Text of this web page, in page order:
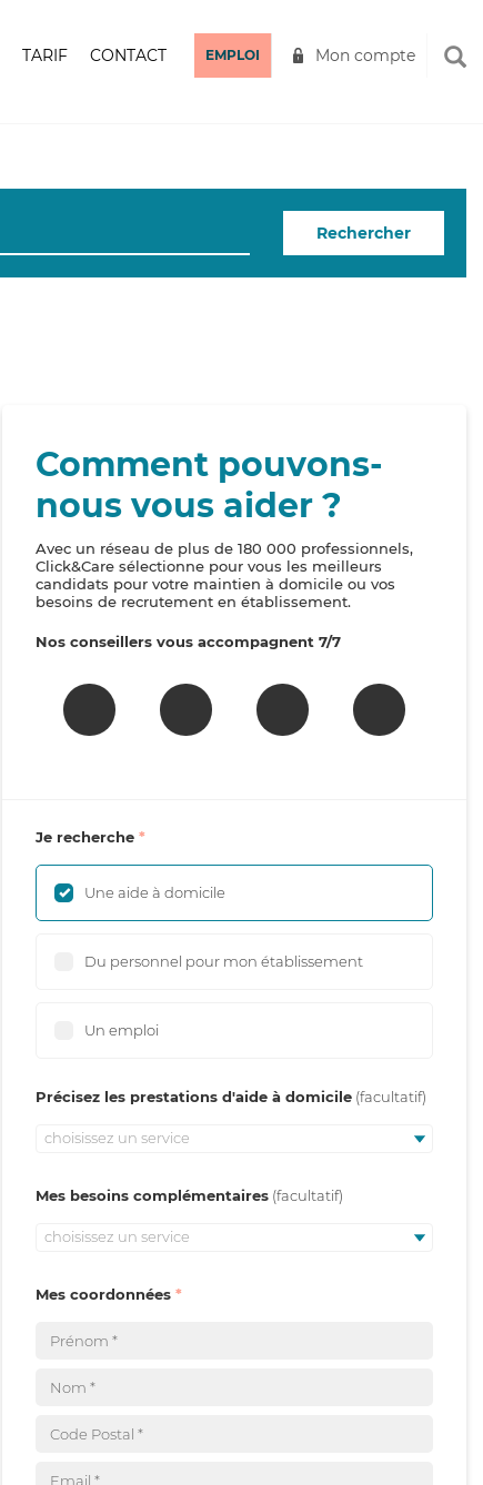
TARIF CONTACT EMPLOI Mon compte
Rechercher
Comment pouvons-
nous vous aider ?
Avec un réseau de plus de 180 000 professionnels,
Click&Care sélectionne pour vous les meilleurs
candidats pour votre maintien à domicile ou vos
besoins de recrutement en établissement.
Nos conseillers vous accompagnent 7/7
Je recherche
Une aide à domicile
Du personnel pour mon établissement
Un emploi
Précisez les prestations d'aide à domicile
choisissez un service
Mes besoins complémentaires
choisissez un service
Mes coordonnées